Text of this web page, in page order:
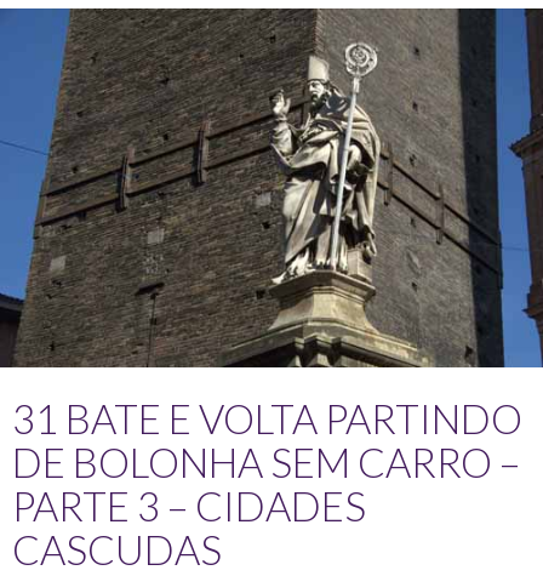
31 BATE E VOLTA PARTINDO
DE BOLONHA SEM CARRO –
PARTE 3 – CIDADES
CASCUDAS